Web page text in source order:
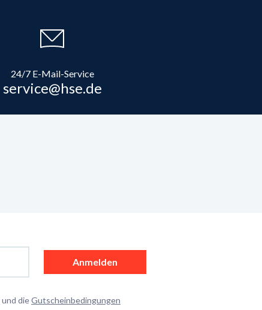
24/7 E-Mail-Service
service@hse.de
Anmelden
und dieGutscheinbedingungen